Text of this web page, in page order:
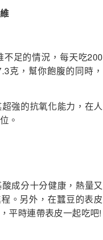
足的情況，每天吃200
克，幫你飽腹的同時，
強的抗氧化能力，在人
。
成分十分健康，熱量又
。另外，在蠶豆的表皮
平時連帶表皮一起吃吧!